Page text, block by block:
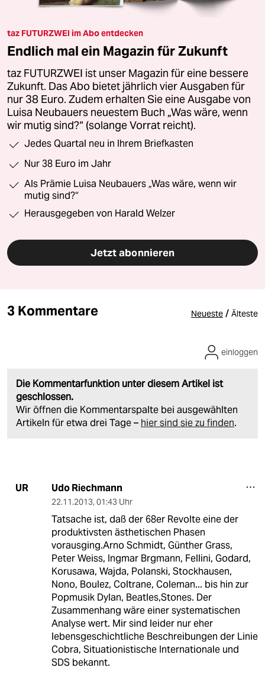
taz FUTURZWEI im Abo entdecken
Endlich mal ein Magazin für Zukunft
taz FUTURZWEI ist unser Magazin für eine bessere
Zukunft. Das Abo bietet jährlich vier Ausgaben für
nur 38 Euro. Zudem erhalten Sie eine Ausgabe von
Luisa Neubauers neuestem Buch „Was wäre, wenn
wir mutig sind?“ (solange Vorrat reicht).
Jedes Quartal neu in Ihrem Briefkasten
Nur 38 Euro im Jahr
Als Prämie Luisa Neubauers „Was wäre, wenn wir
mutig sind?“
Herausgegeben von Harald Welzer
Jetzt abonnieren
3 Kommentare Neueste / Älteste
Die Kommentarfunktion unter diesem Artikel ist
geschlossen.
Wir öffnen die Kommentarspalte bei ausgewählten
Artikeln für etwa drei Tage – hier sind sie zu finden.
einloggen
UR Udo Riechmann
22.11.2013, 01:43 Uhr
Tatsache ist, daß der 68er Revolte eine der
produktivsten ästhetischen Phasen
vorausging.Arno Schmidt, Günther Grass,
Peter Weiss, Ingmar Brgmann, Fellini, Godard,
Korusawa, Wajda, Polanski, Stockhausen,
Nono, Boulez, Coltrane, Coleman... bis hin zur
Popmusik Dylan, Beatles,Stones. Der
Zusammenhang wäre einer systematischen
Analyse wert. Mir sind leider nur eher
lebensgeschichtliche Beschreibungen der Linie
Cobra, Situationistische Internationale und
SDS bekannt.